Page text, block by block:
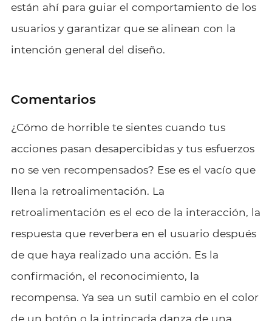
están ahí para guiar el comportamiento de los
usuarios y garantizar que se alinean con la
intención general del diseño.
Comentarios
¿Cómo de horrible te sientes cuando tus
acciones pasan desapercibidas y tus esfuerzos
no se ven recompensados? Ese es el vacío que
llena la retroalimentación. La
retroalimentación es el eco de la interacción, la
respuesta que reverbera en el usuario después
de que haya realizado una acción. Es la
confirmación, el reconocimiento, la
recompensa. Ya sea un sutil cambio en el color
de un botón o la intrincada danza de una